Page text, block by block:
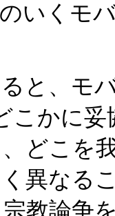
いくモ
と、モ
こかに
どこを
異なる
教論争